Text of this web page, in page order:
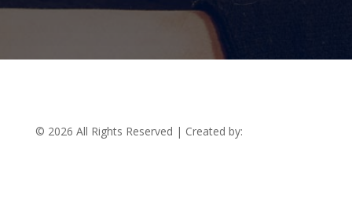
© 2026 All Rights Reserved | Created by: